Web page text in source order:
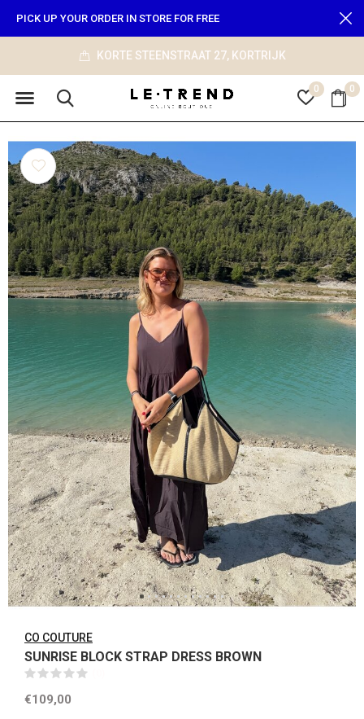
0 0
info@le-trend.com
PICK UP YOUR ORDER IN STORE FOR FREE
CO COUTURE
SUNRISE BLOCK STRAP DRESS BROWN
€109,00